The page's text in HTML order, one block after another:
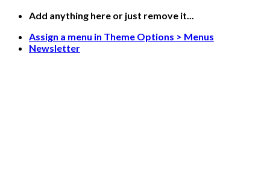
Skip
content
Add anything here or just remove it...
Assign a menu in Theme Options > Menus
Newsletter